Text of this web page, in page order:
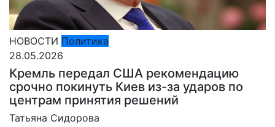
НОВОСТИ Политика
28.05.2026
Кремль передал США рекомендацию
срочно покинуть Киев из-за ударов по
центрам принятия решений
Татьяна Сидорова